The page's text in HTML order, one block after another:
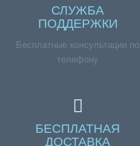
СЛУЖБА
ПОДДЕРЖКИ
Бесплатные консультации по
телефону
БЕСПЛАТНАЯ
ДОСТАВКА